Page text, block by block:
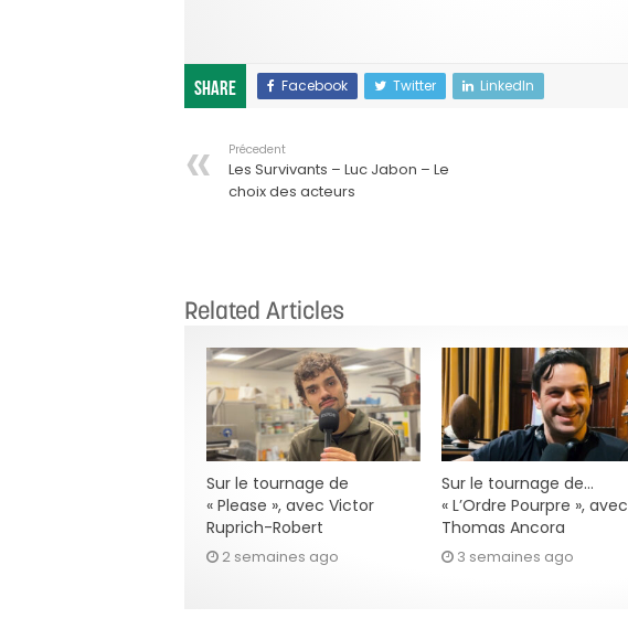
Share Facebook Twitter LinkedIn
Précedent
Les Survivants – Luc Jabon – Le
choix des acteurs
Related Articles
Sur le tournage de
« Please », avec Victor
Ruprich-Robert
2 semaines ago
Sur le tournage de…
« L’Ordre Pourpre », avec
Thomas Ancora
3 semaines ago